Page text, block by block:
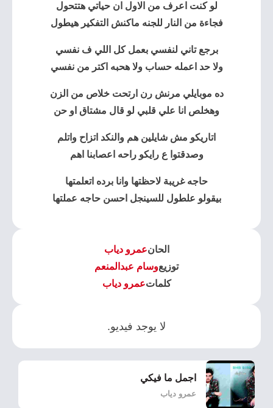
لو كنت اعرف من الاول ان حياتي هتتحول
فجاءة من النار للجنه ماكنش التفكير هيطول
برجع تاني لنفسي بعمل كل اللي ف نفسي
ولا حد اعمله حساب ولا هحبه اكتر من نفسي
ده موبايلي مرنش رن ارتحت خلاص من الزن
وهخلص انا علي قلبي لو قال مشتاق او حن
اتاريكو مش شايلين هم والنكد اتزاح واتلم
وصدقتوا ع رايكو راحه اعصابنا اهم
حاجه غريبة لاحظتها وانا برده اتعلمتها
بيقولو علطول للسينجل احسن حاجه عملتها
الحانعمرو دياب
توزيعوسام عبدالمنعم
كلماتعمرو دياب
لا يوجد فيديو.
اجمل ما فيكي
عمرو دياب